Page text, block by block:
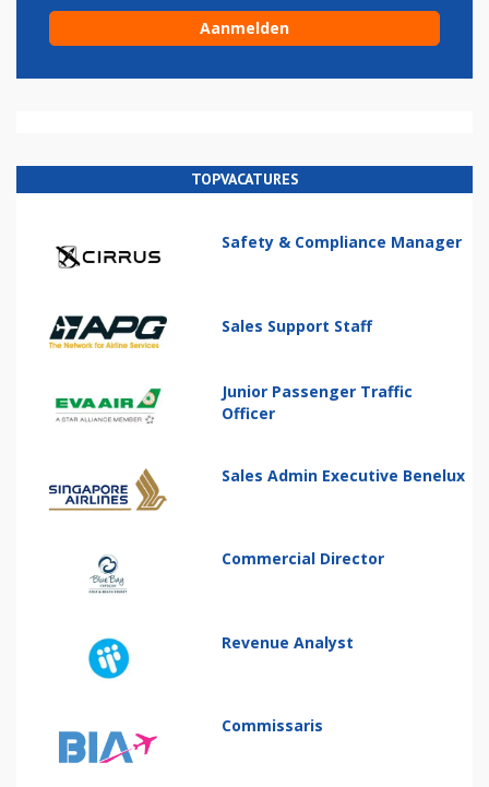
TOPVACATURES
Safety & Compliance Manager
Sales Support Staff
Junior Passenger Traffic
Officer
Sales Admin Executive Benelux
Commercial Director
Revenue Analyst
Commissaris